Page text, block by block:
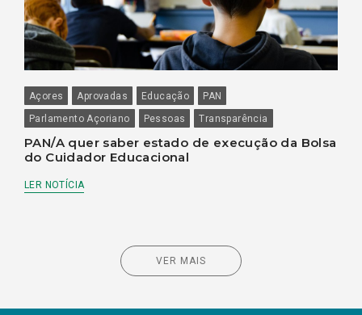
Açores Aprovadas Educação
PAN
Parlamento Açoriano
Pessoas Transparência
PAN/A quer saber estado de execução da Bolsa
do Cuidador Educacional
LER NOTÍCIA
VER MAIS